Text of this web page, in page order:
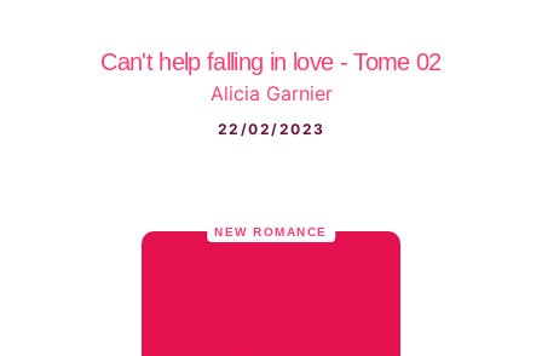
Can't help falling in love - Tome 02
Alicia Garnier
22/02/2023
NEW ROMANCE